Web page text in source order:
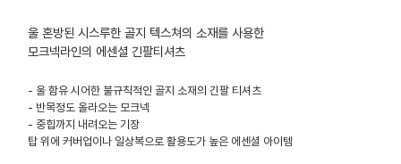
울 혼방된 시스루한 골지 텍스쳐의 소재를 사용한
모크넥라인의 에센셜 긴팔티셔츠
- 울 함유 시어한 불규칙적인 골지 소재의 긴팔 티셔츠
- 반목정도 올라오는 모크넥
- 중힙까지 내려오는 기장
탑 위에 커버업이나 일상복으로 활용도가 높은 에센셜 아이템